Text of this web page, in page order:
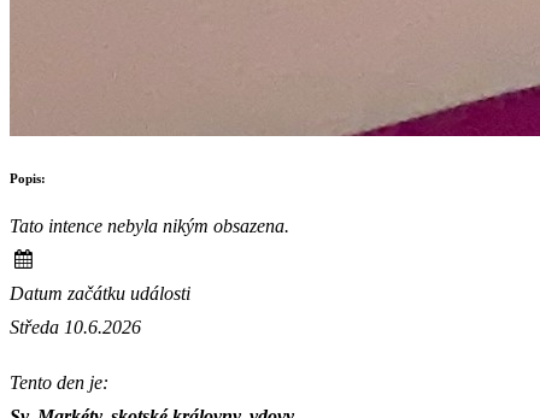
Popis:
Tato intence nebyla nikým obsazena.
Datum začátku události
Středa 10.6.2026
Tento den je: